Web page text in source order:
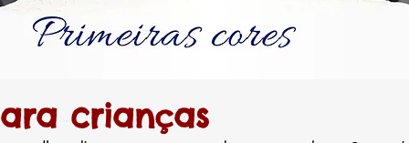
crianças